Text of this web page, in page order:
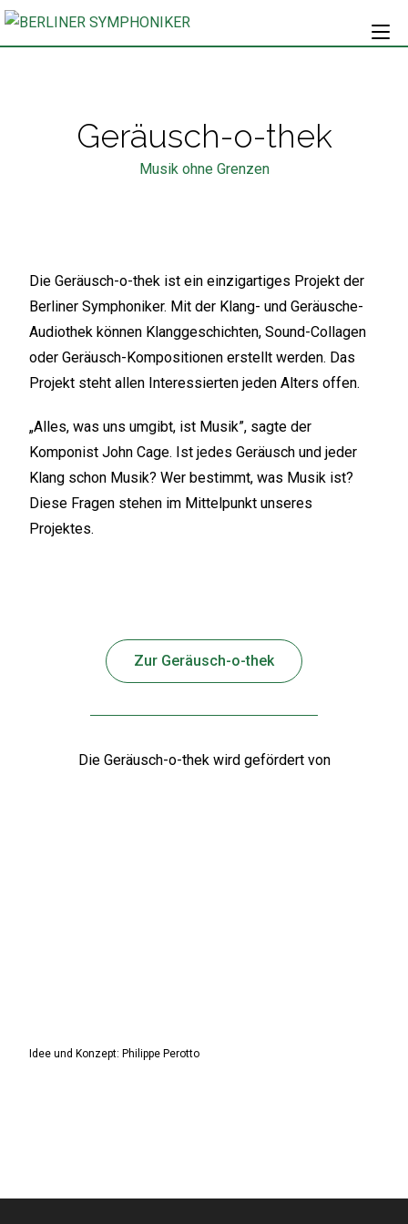
Geräusch-o-thek
Musik ohne Grenzen
Die Geräusch-o-thek ist ein einzigartiges Projekt der
Berliner Symphoniker. Mit der Klang- und Geräusche-
Audiothek können Klanggeschichten, Sound-Collagen
oder Geräusch-Kompositionen erstellt werden. Das
Projekt steht allen Interessierten jeden Alters offen.
„Alles, was uns umgibt, ist Musik”, sagte der
Komponist John Cage. Ist jedes Geräusch und jeder
Klang schon Musik? Wer bestimmt, was Musik ist?
Diese Fragen stehen im Mittelpunkt unseres
Projektes.
Zur Geräusch-o-thek
Die Geräusch-o-thek wird gefördert von
Idee und Konzept: Philippe Perotto